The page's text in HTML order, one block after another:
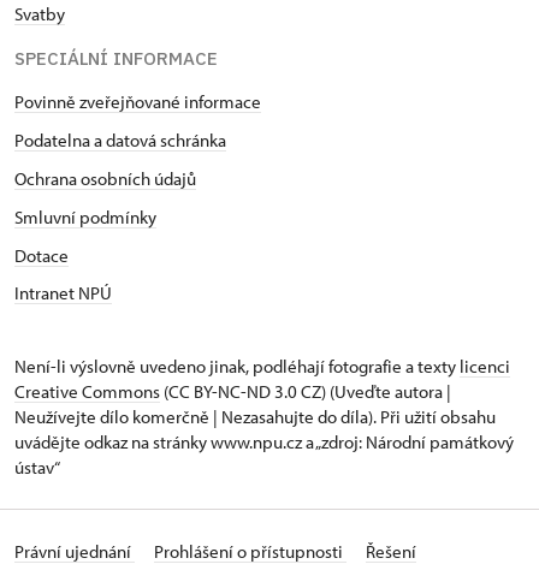
Svatby
SPECIÁLNÍ INFORMACE
Povinně zveřejňované informace
Podatelna a datová schránka
Ochrana osobních údajů
Smluvní podmínky
Dotace
Intranet NPÚ
Není-li výslovně uvedeno jinak, podléhají fotografie a texty licenci
Creative Commons (CC BY-NC-ND 3.0 CZ) (Uveďte autora |
Neužívejte dílo komerčně | Nezasahujte do díla). Při užití obsahu
uvádějte odkaz na stránky www.npu.cz a „zdroj: Národní památkový
ústav“
Právní ujednání Prohlášení o přístupnosti
Řešení